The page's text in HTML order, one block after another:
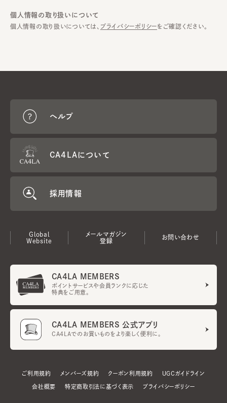
個人情報の取り扱いについて
個人情報の取り扱いについては、 プライバシーポリシーをご確認ください。
ヘルプ
CA4LAについて
採用情報
Global
Website
メールマガジン
登録
お問い合わせ
CA4LA MEMBERS
ポイントサービスや会員ランクに応じた
特典をご用意。
CA4LA MEMBERS 公式アプリ
CA4LAでのお買いものをより楽しく便利に。
ご利用規約 メンバーズ規約 クーポン利用規約 UGCガイドライン
会社概要 特定商取引法に基づく表示 プライバシーポリシー